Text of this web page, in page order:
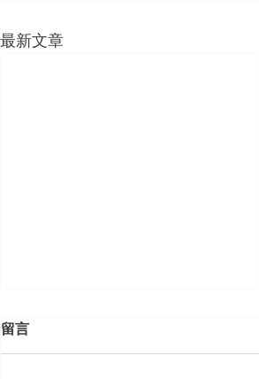
最新文章
留言